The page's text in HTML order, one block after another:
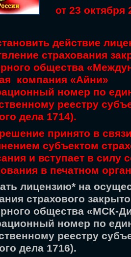
от 23 октября
действие
страхования
общества
компания «Айни»
номер по
реестру
дела 1714).
принято в
субъектом
и вступает в силу
в печатном
лицензию* на
страхового
общества «МСК-
номер по
реестру
дела 1716).